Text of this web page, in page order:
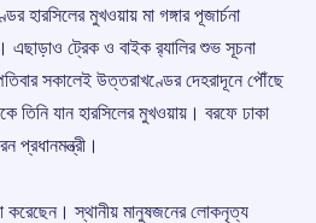
হারসিলের মুখওয়ায় মা গঙ্গার পূজার্চনা
এছাড়াও ট্রেক ও বাইক র‍্যালির শুভ সূচনা
সকালেই উত্তরাখণ্ডের দেহরাদূনে পৌঁছে
তিনি যান হারসিলের মুখওয়ায়। বরফে ঢাকা
প্রধানমন্ত্রী।
করেছেন। স্থানীয় মানুষজনের লোকনৃত্য